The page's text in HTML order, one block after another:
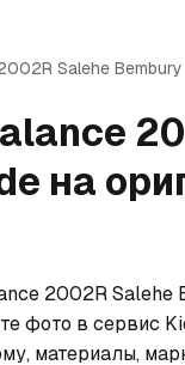
Salehe
на
2002R
фото в сервис
материалы,